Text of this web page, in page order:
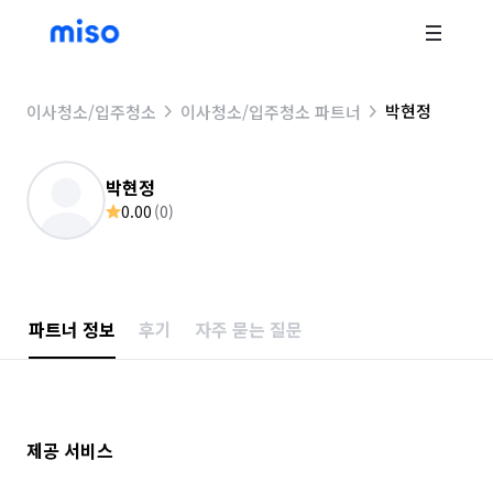
이사청소/입주청소 이사청소/입주청소 파트너 박현정
박현정
0.00 (0)
파트너 정보 후기 자주 묻는 질문
제공 서비스